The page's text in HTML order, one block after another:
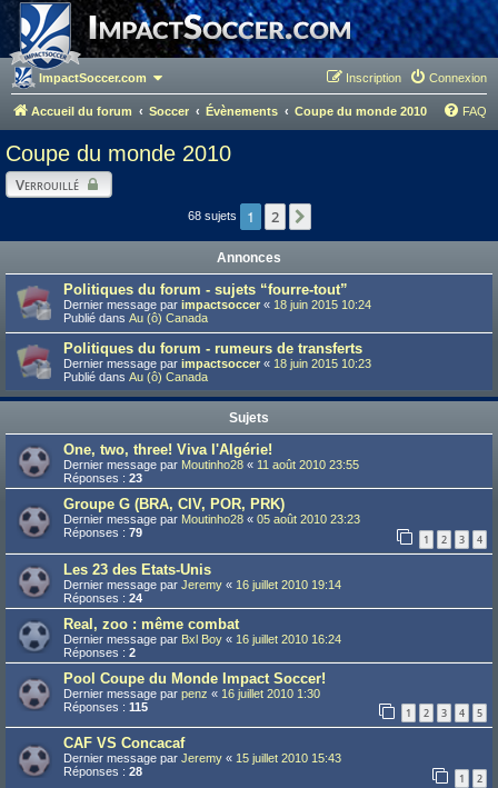
ImpactSoccer.com Connexion
Inscription
Accueil du forum Soccer Évènements Coupe du monde 2010 FAQ
Coupe du monde 2010
Verrouillé
68 sujets 1 2
Annonces
Politiques du forum - sujets “fourre-tout”
Dernier message par impactsoccer « 18 juin 2015 10:24
Publié dans Au (ô) Canada
Politiques du forum - rumeurs de transferts
Dernier message par impactsoccer « 18 juin 2015 10:23
Publié dans Au (ô) Canada
Sujets
One, two, three! Viva l'Algérie!
Dernier message par Moutinho28 « 11 août 2010 23:55
Réponses : 23
Groupe G (BRA, CIV, POR, PRK)
Dernier message par Moutinho28 « 05 août 2010 23:23
Réponses : 79 1 2 3 4
Les 23 des Etats-Unis
Dernier message par Jeremy « 16 juillet 2010 19:14
Réponses : 24
Real, zoo : même combat
Dernier message par Bxl Boy « 16 juillet 2010 16:24
Réponses : 2
Pool Coupe du Monde Impact Soccer!
Dernier message par penz « 16 juillet 2010 1:30
Réponses : 115 1 2 3 4 5
CAF VS Concacaf
Dernier message par Jeremy « 15 juillet 2010 15:43
Réponses : 28 1 2